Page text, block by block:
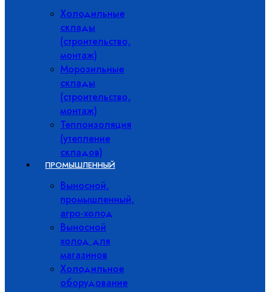
Холодильные
склады
(строительство,
монтаж)
Морозильные
склады
(строительство,
монтаж)
Теплоизоляция
(утепление
складов)
ПРОМЫШЛЕННЫЙ
Выносной,
промышленный,
агро-холод
Выносной
холод для
магазинов
Холодильное
оборудование